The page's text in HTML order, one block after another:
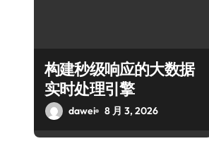
构建秒级响应的大数据
实时处理引擎
dawei 8 月 3, 2026